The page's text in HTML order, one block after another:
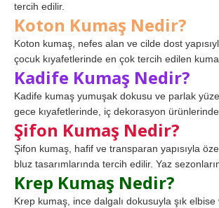
tercih edilir.
Koton Kumaş Nedir?
Koton kumaş, nefes alan ve cilde dost
çocuk kıyafetlerinde en çok tercih edilen
Kadife Kumaş Nedir?
Kadife kumaş yumuşak dokusu ve parlak
gece kıyafetlerinde, iç dekorasyon ürünlerinde
Şifon Kumaş Nedir?
Şifon kumaş, hafif ve transparan yapısıyla
bluz tasarımlarında tercih edilir. Yaz
Krep Kumaş Nedir?
Krep kumaş, ince dalgalı dokusuyla şık